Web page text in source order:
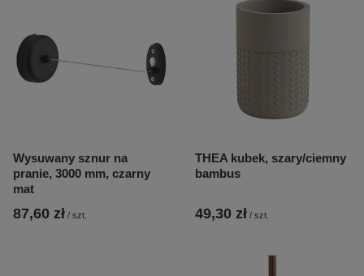
Wysuwany sznur na
pranie, 3000 mm, czarny
mat
87,60 zł / szt.
THEA kubek, szary/ciemny
bambus
49,30 zł / szt.